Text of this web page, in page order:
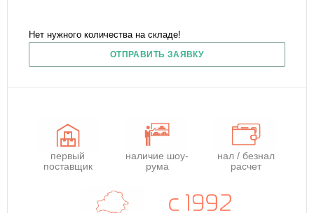
Нет нужного количества на складе!
ОТПРАВИТЬ ЗАЯВКУ
первый
поставщик
наличие шоу-
рума
нал / безнал
расчет